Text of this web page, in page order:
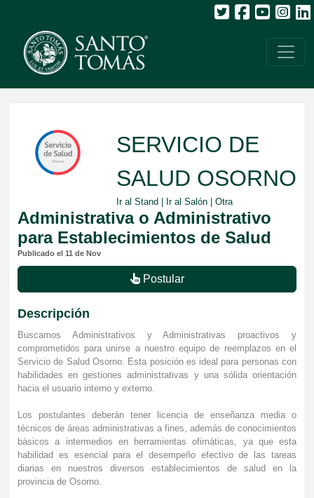
SERVICIO DE
SALUD OSORNO
Ir al Stand Ir al Salón| Otra
Administrativa o Administrativo
para Establecimientos de Salud
Publicado el 11 de Nov
Postular
Descripción
Buscamos Administrativos y Administrativas proactivos y
comprometidos para unirse a nuestro equipo de reemplazos en el
Servicio de Salud Osorno. Esta posición es ideal para personas con
habilidades en gestiones administrativas y una sólida orientación
hacia el usuario interno y externo.
Los postulantes deberán tener licencia de enseñanza media o
técnicos de áreas administrativas a fines, además de conocimientos
básicos a intermedios en herramientas ofimáticas, ya que esta
habilidad es esencial para el desempeño efectivo de las tareas
diarias en nuestros diversos establecimientos de salud en la
provincia de Osorno.